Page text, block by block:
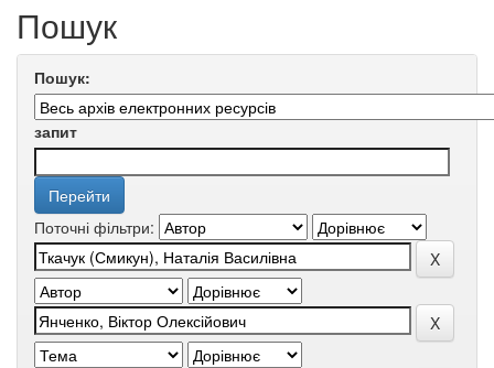
Пошук
Пошук:
запит
Поточні фільтри: